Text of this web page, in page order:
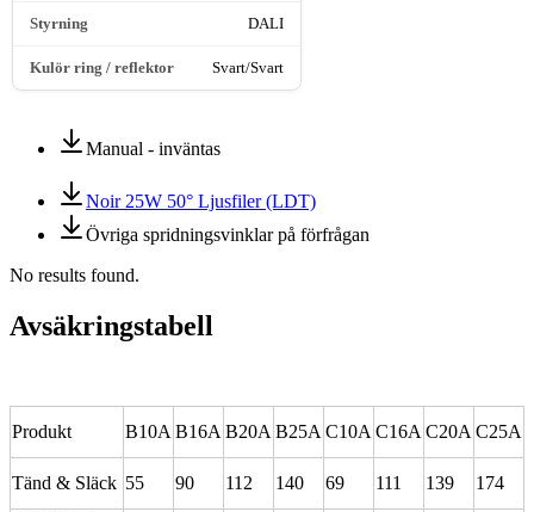
DALI
Svart/Svart
Manual - inväntas
Noir 25W 50° Ljusfiler (LDT)
Övriga spridningsvinklar på förfrågan
No results found.
Avsäkringstabell
Produkt B10AB16AB20AB25AC10AC16AC20AC25A
Tänd & Släck 55 90 112 140 69 111 139
174